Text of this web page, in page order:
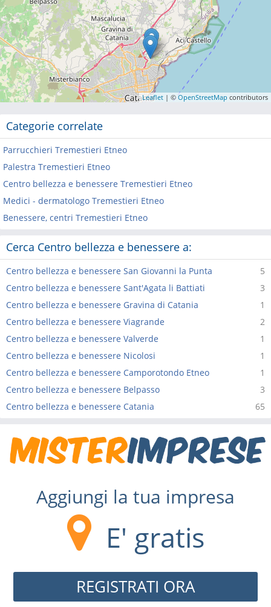
Leaflet | © OpenStreetMap contributors
Categorie correlate
Parrucchieri Tremestieri Etneo
Palestra Tremestieri Etneo
Centro bellezza e benessere Tremestieri Etneo
Medici - dermatologo Tremestieri Etneo
Benessere, centri Tremestieri Etneo
Cerca Centro bellezza e benessere a:
5
Centro bellezza e benessere San Giovanni la Punta
3
Centro bellezza e benessere Sant'Agata li Battiati
1
Centro bellezza e benessere Gravina di Catania
2
Centro bellezza e benessere Viagrande
1
Centro bellezza e benessere Valverde
1
Centro bellezza e benessere Nicolosi
1
Centro bellezza e benessere Camporotondo Etneo
3
Centro bellezza e benessere Belpasso
65
Centro bellezza e benessere Catania
Aggiungi la tua impresa
E' gratis
REGISTRATI ORA